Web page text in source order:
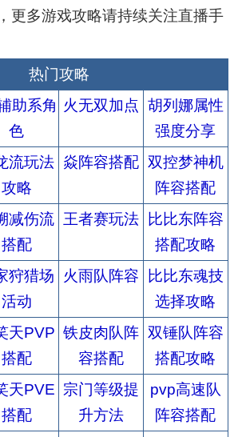
更多游戏攻略请持续关注直播手
热门攻略
助系角
色
火无双加点
胡列娜属性
强度分享
流玩法
攻略
焱阵容搭配 双控梦神机
阵容搭配
减伤流
搭配
王者赛玩法
比比东阵容
搭配攻略
狩猎场
活动
火雨队阵容
比比东魂技
选择攻略
天PVP
搭配
铁皮肉队阵
容搭配
双锤队阵容
搭配攻略
天PVE
搭配
宗门等级提
升方法
pvp高速队
阵容搭配